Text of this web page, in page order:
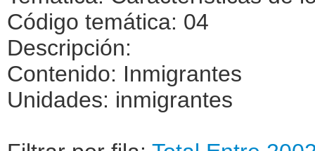
Código temática: 04
Descripción:
Contenido: Inmigrantes
Unidades: inmigrantes